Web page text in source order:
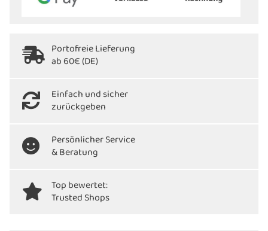
Portofreie Lieferung
ab 60€ (DE)
Einfach und sicher
zurückgeben
Persönlicher Service
& Beratung
Top bewertet:
Trusted Shops